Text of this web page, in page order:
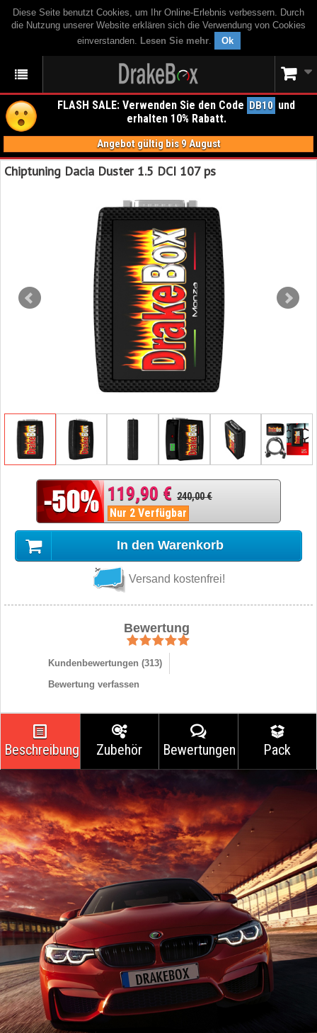
Diese Seite benutzt Cookies, um Ihr Online-Erlebnis verbessern. Durch
die Nutzung unserer Website erklären sich die Verwendung von Cookies
einverstanden. Lesen Sie mehr. Ok
FLASH SALE: Verwenden Sie den Code DB10 und
erhalten 10% Rabatt.
Angebot gültig bis 9 August
Chiptuning Dacia Duster 1.5 DCI 107 ps
119,90 € 240,00 €
Nur 2 Verfügbar
In den Warenkorb
Versand kostenfrei!
Bewertung
Kundenbewertungen (313)
Bewertung verfassen
Beschreibung Zubehör Bewertungen Pack